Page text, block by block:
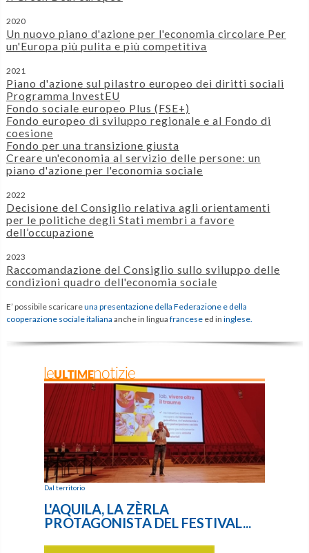
2020
Un nuovo piano d'azione per l'economia circolare Per
un'Europa più pulita e più competitiva
2021
Piano d'azione sul pilastro europeo dei diritti sociali
Programma InvestEU
Fondo sociale europeo Plus (FSE+)
Fondo europeo di sviluppo regionale e al Fondo di
coesione
Fondo per una transizione giusta
Creare un'economia al servizio delle persone: un
piano d'azione per l'economia sociale
2022
Decisione del Consiglio relativa agli orientamenti
per le politiche degli Stati membri a favore
dell’occupazione
2023
Raccomandazione del Consiglio sullo sviluppo delle
condizioni quadro dell'economia sociale
E’ possibile scaricareuna presentazione della Federazione e della
cooperazione sociale italiana anche in lingua franceseed in inglese.
leULTIMEnotizie
Dal territorio
L'AQUILA, LA ZÈRLA
PROTAGONISTA DEL FESTIVAL...